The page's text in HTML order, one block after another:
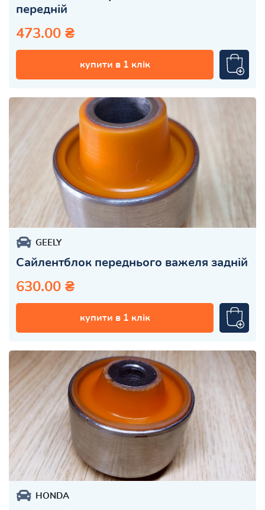
передній
473.00 ₴
купити в 1 клік
GEELY
Сайлентблок переднього важеля задній
630.00 ₴
купити в 1 клік
HONDA